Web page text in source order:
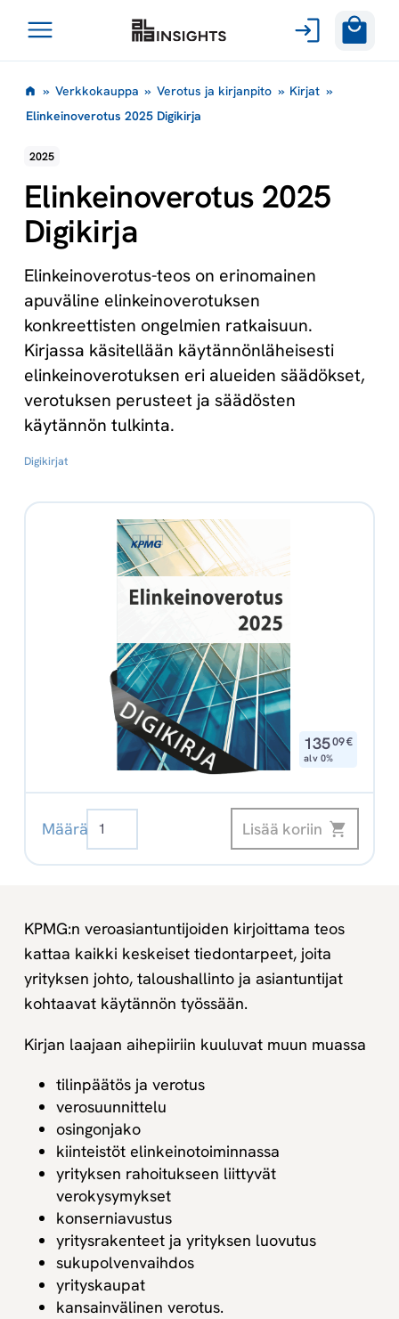
sisältöön
Avaa
» Verkkokauppa » Verotus ja kirjanpito » Kirjat »
Elinkeinoverotus 2025 Digikirja
2025
Elinkeinoverotus 2025
Digikirja
Elinkeinoverotus-teos on erinomainen
apuväline elinkeinoverotuksen
konkreettisten ongelmien ratkaisuun.
Kirjassa käsitellään käytännönläheisesti
elinkeinoverotuksen eri alueiden säädökset,
verotuksen perusteet ja säädösten
käytännön tulkinta.
Digikirjat
135,09€
alv 0%
Määrä Elinkeinoverotus
2025
Digikirja
Lisää koriin
KPMG:n veroasiantuntijoiden kirjoittama teos
kattaa kaikki keskeiset tiedontarpeet, joita
yrityksen johto, taloushallinto ja asiantuntijat
kohtaavat käytännön työssään.
Kirjan laajaan aihepiiriin kuuluvat muun muassa
tilinpäätös ja verotus
verosuunnittelu
osingonjako
kiinteistöt elinkeinotoiminnassa
yrityksen rahoitukseen liittyvät
verokysymykset
konserniavustus
yritysrakenteet ja yrityksen luovutus
sukupolvenvaihdos
yrityskaupat
kansainvälinen verotus.